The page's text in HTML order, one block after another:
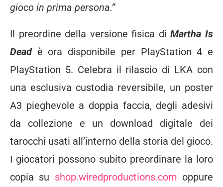
gioco in prima persona.”
Il preordine della versione fisica diMartha Is
Deadè ora disponibile per PlayStation 4 e
PlayStation 5. Celebra il rilascio di LKA con
una esclusiva custodia reversibile, un poster
A3 pieghevole a doppia faccia, degli adesivi
da collezione e un download digitale dei
tarocchi usati all’interno della storia del gioco.
I giocatori possono subito preordinare la loro
copia su shop.wiredproductions.com oppure